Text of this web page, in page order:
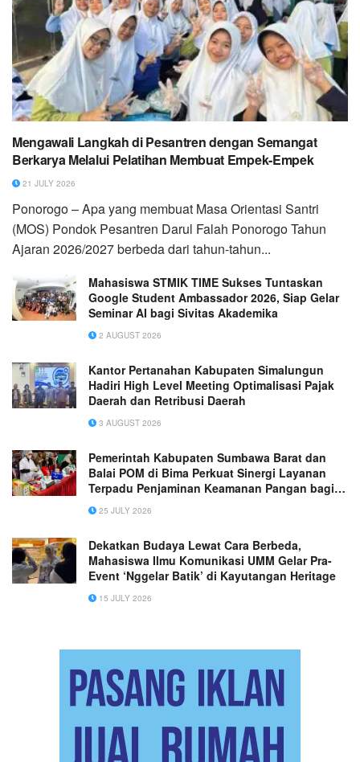
Mengawali Langkah di Pesantren dengan Semangat
Berkarya Melalui Pelatihan Membuat Empek-Empek
21 JULY 2026
Ponorogo – Apa yang membuat Masa Orientasi Santri
(MOS) Pondok Pesantren Darul Falah Ponorogo Tahun
Ajaran 2026/2027 berbeda dari tahun-tahun...
Mahasiswa STMIK TIME Sukses Tuntaskan
Google Student Ambassador 2026, Siap Gelar
Seminar AI bagi Sivitas Akademika
2 AUGUST 2026
Kantor Pertanahan Kabupaten Simalungun
Hadiri High Level Meeting Optimalisasi Pajak
Daerah dan Retribusi Daerah
3 AUGUST 2026
Pemerintah Kabupaten Sumbawa Barat dan
Balai POM di Bima Perkuat Sinergi Layanan
Terpadu Penjaminan Keamanan Pangan bagi
Masyarakat
25 JULY 2026
Dekatkan Budaya Lewat Cara Berbeda,
Mahasiswa Ilmu Komunikasi UMM Gelar Pra-
Event ‘Nggelar Batik’ di Kayutangan Heritage
15 JULY 2026